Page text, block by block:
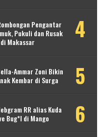
Pengantar
Pukuli dan Rusak
Makassar
Ammar Zoni Bikin
Kembar di Surga
RR alias Kuda
Bug*l di Mango